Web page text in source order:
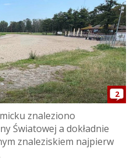
2
znaleziono
Światowej a dokładnie
znaleziskiem najpierw